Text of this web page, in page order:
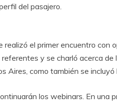
del pasajero.
realizó el primer encuentro con
y se charló acerca
Aires, como también se
los webinars. En una